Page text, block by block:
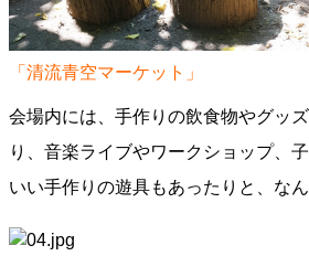
「清流青空マーケット」
会場内には、手作りの飲食物やグッ
り、音楽ライブやワークショップ、
いい手作りの遊具もあったりと、な